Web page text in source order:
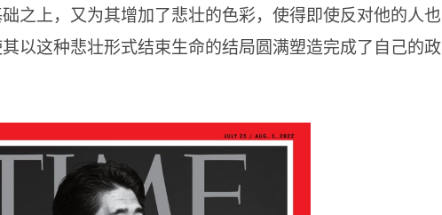
之上，又为其增加了悲壮的色彩，使得即使反对他的人也
以这种悲壮形式结束生命的结局圆满塑造完成了自己的政